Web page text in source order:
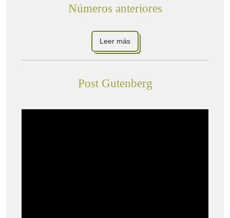
Números anteriores
Leer más
Post Gutenberg